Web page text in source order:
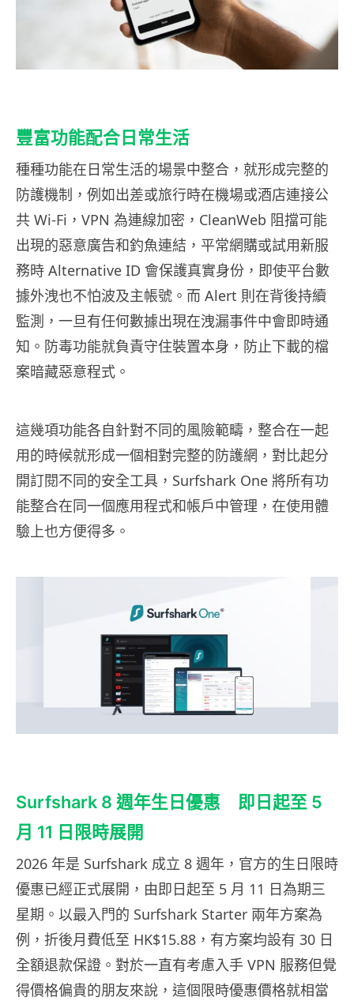
豐富功能配合日常生活
種種功能在日常生活的場景中整合，就形成完整的
防護機制，例如出差或旅行時在機場或酒店連接公
共 Wi-Fi，VPN 為連線加密，CleanWeb 阻擋可能
出現的惡意廣告和釣魚連結，平常網購或試用新服
務時 Alternative ID 會保護真實身份，即使平台數
據外洩也不怕波及主帳號。而 Alert 則在背後持續
監測，一旦有任何數據出現在洩漏事件中會即時通
知。防毒功能就負責守住裝置本身，防止下載的檔
案暗藏惡意程式。
這幾項功能各自針對不同的風險範疇，整合在一起
用的時候就形成一個相對完整的防護網，對比起分
開訂閱不同的安全工具，Surfshark One 將所有功
能整合在同一個應用程式和帳戶中管理，在使用體
驗上也方便得多。
Surfshark 8 週年生日優惠 即日起至 5
月 11 日限時展開
2026 年是 Surfshark 成立 8 週年，官方的生日限時
優惠已經正式展開，由即日起至 5 月 11 日為期三
星期。以最入門的 Surfshark Starter 兩年方案為
例，折後月費低至 HK$15.88，有方案均設有 30 日
全額退款保證。對於一直有考慮入手 VPN 服務但覺
得價格偏貴的朋友來說，這個限時優惠價格就相當